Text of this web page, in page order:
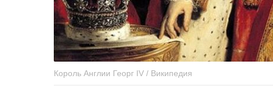
Король Англии Георг IV / Википедия